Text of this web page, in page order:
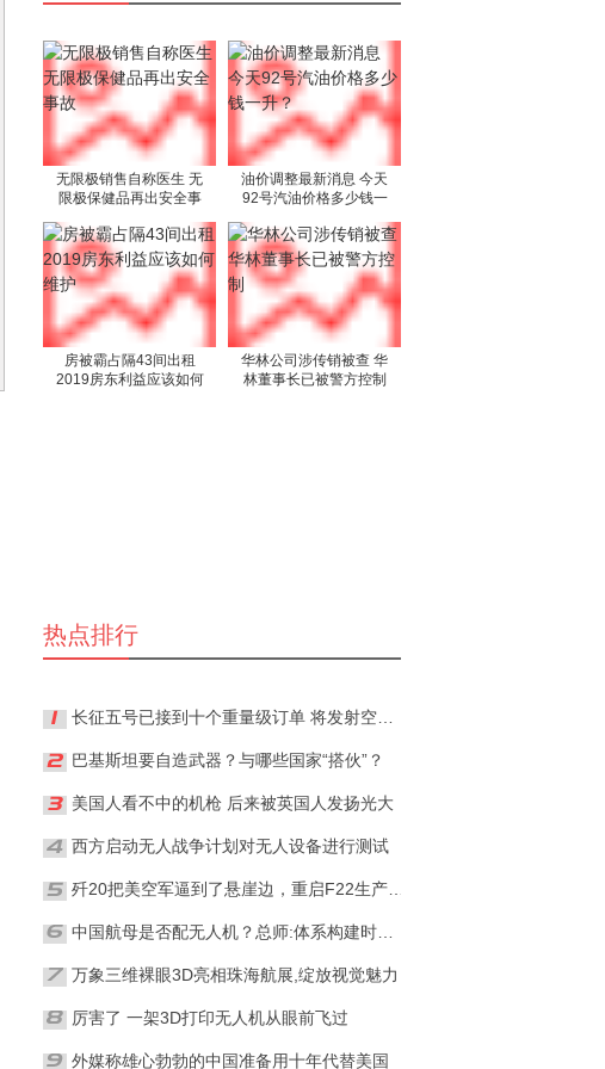
无限极销售自称医生 无
限极保健品再出安全事
油价调整最新消息 今天
92号汽油价格多少钱一
房被霸占隔43间出租
2019房东利益应该如何
华林公司涉传销被查 华
林董事长已被警方控制
热点排行
巴基斯坦要自造武器？与哪些国家“搭伙”？
美国人看不中的机枪 后来被英国人发扬光大
西方启动无人战争计划对无人设备进行测试
万象三维裸眼3D亮相珠海航展,绽放视觉魅力
厉害了 一架3D打印无人机从眼前飞过
外媒称雄心勃勃的中国准备用十年代替美国